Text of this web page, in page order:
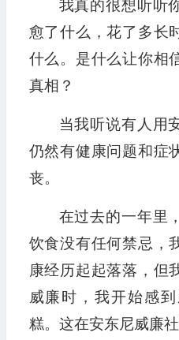
我真的很想听听
愈了什么，花了多长
什么。是什么让你相
真相？
当我听说有人用
仍然有健康问题和症
丧。
在过去的一年里
饮食没有任何禁忌，
康经历起起落落，但
威廉时，我开始感
糕。这在安东尼威廉